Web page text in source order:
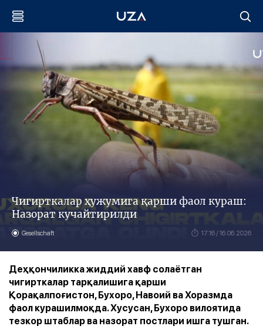
Чигирткалар ҳужумига қарши фаол кураш:
Назорат кучайтирилди
Gesellschaft 17:16 / 16.06.2026
Деҳқончиликка жиддий хавф солаётган
чигирткалар тарқалишига қарши
Қорақалпоғистон, Бухоро, Навоий ва Хоразмда
фаол курашилмоқда. Хусусан, Бухоро вилоятида
тезкор штаблар ва назорат постлари ишга тушган.